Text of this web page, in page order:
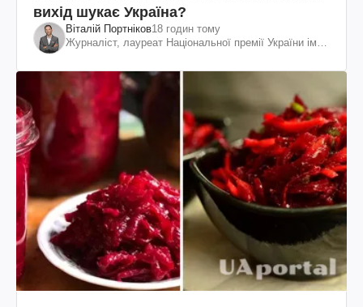
вихід шукає Україна?
Віталій Портніков18 годин тому
Журналіст, лауреат Національної премії України ім.